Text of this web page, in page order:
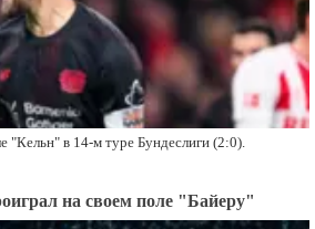
"Кельн" в 14-м туре Бундеслиги (2:0).
на своем поле "Байеру"